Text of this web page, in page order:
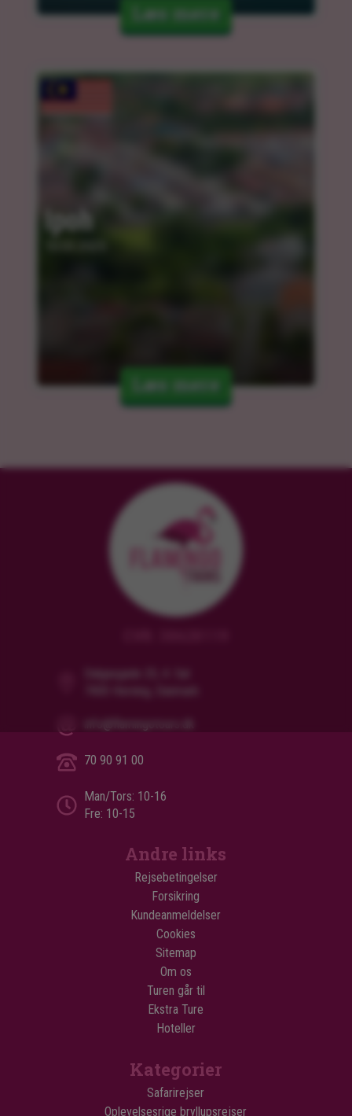
Læs mere
Ipoh
Læs mere
70 90 91 00
Man/Tors: 10-16
Fre: 10-15
Andre links
Rejsebetingelser
Forsikring
Kundeanmeldelser
Cookies
Sitemap
Om os
Turen går til
Ekstra Ture
Hoteller
Kategorier
Safarirejser
Oplevelsesrige bryllupsrejser